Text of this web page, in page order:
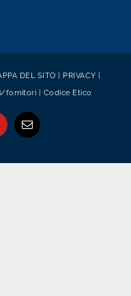
DEL SITO PRIVACY
fornitori Codice Etico
Email